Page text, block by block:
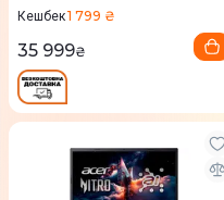
Кешбек1 799 ₴
35 999₴